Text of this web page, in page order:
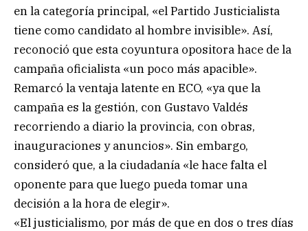
en la categoría principal, «el Partido Justicialista
tiene como candidato al hombre invisible». Así,
reconoció que esta coyuntura opositora hace de la
campaña oficialista «un poco más apacible».
Remarcó la ventaja latente en ECO, «ya que la
campaña es la gestión, con Gustavo Valdés
recorriendo a diario la provincia, con obras,
inauguraciones y anuncios». Sin embargo,
consideró que, a la ciudadanía «le hace falta el
oponente para que luego pueda tomar una
decisión a la hora de elegir».
«El justicialismo, por más de que en dos o tres días